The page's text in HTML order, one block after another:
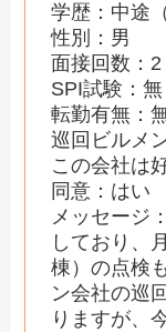
学歴：中途
性別：男
面接回数：2
SPI試験：無
転勤有無：
巡回ビルメ
この会社は
同意：はい
メッセージ
しており、
棟）の点検
ン会社の巡
りますが、